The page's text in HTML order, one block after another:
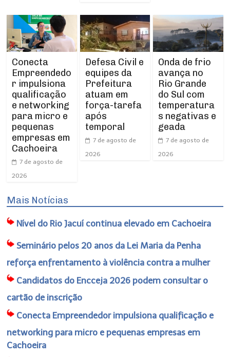
Conecta
Empreendedo
r impulsiona
qualificação
e networking
para micro e
pequenas
empresas em
Cachoeira
7 de agosto de
2026
Defesa Civil e
equipes da
Prefeitura
atuam em
força-tarefa
após
temporal
7 de agosto de
2026
Onda de frio
avança no
Rio Grande
do Sul com
temperatura
s negativas e
geada
7 de agosto de
2026
Mais Notícias
Nível do Rio Jacuí continua elevado em Cachoeira
Seminário pelos 20 anos da Lei Maria da Penha
reforça enfrentamento à violência contra a mulher
Candidatos do Encceja 2026 podem consultar o
cartão de inscrição
Conecta Empreendedor impulsiona qualificação e
networking para micro e pequenas empresas em
Cachoeira